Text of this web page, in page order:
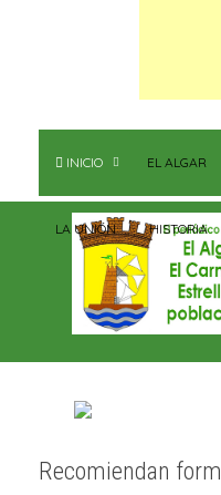
INICIO EL ALGAR
LA UNIÓN HISTORIA
Recomiendan